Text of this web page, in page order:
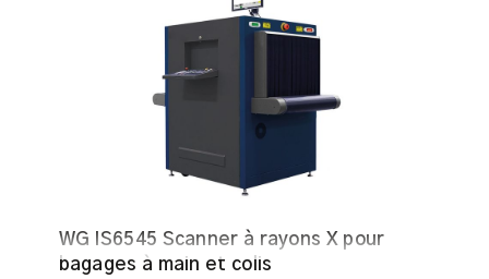
WG IS6545 Scanner à rayons X pour
bagages à main et colis